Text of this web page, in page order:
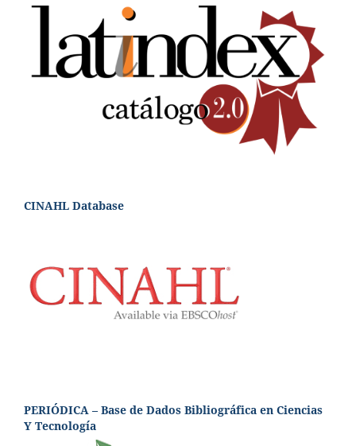
CINAHL Database
PERIÓDICA – Base de Dados Bibliográfica en Ciencias
Y Tecnología